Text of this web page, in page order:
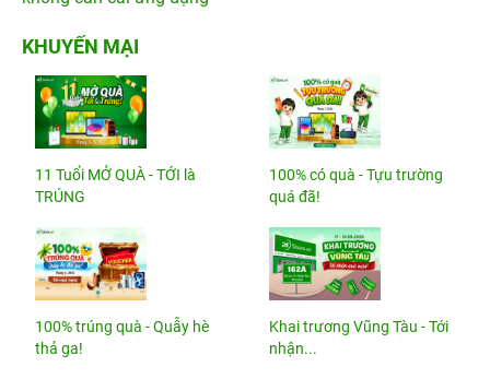
KHUYẾN MẠI
11 Tuổi MỞ QUÀ - TỚI là
TRÚNG
100% có quà - Tựu trường
quá đã!
100% trúng quà - Quẫy hè
thả ga!
Khai trương Vũng Tàu - Tới
nhận...